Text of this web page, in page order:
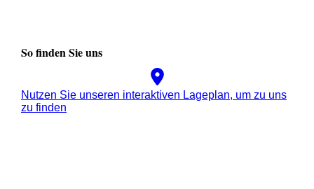
So finden Sie uns
Nutzen Sie unseren interaktiven La­ge­plan, um zu uns
zu finden